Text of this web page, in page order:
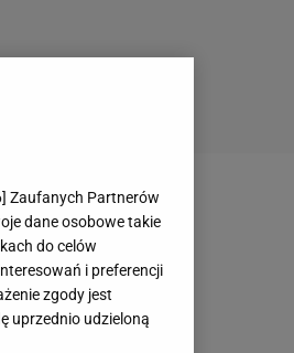
] Zaufanych Partnerów
dane osobowe takie
do celów
i preferencji
zgody jest
uprzednio udzieloną